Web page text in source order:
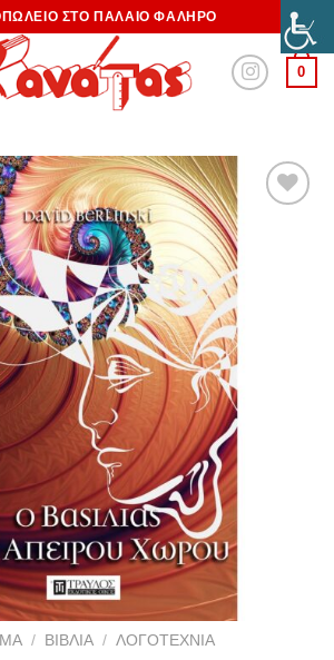
ΣΤΟ ΠΑΛΑΙΟ ΦΑΛΗΡΟ
0
Προσθήκη
/ ΒΙΒΛΊΑ / ΛΟΓΟΤΕΧΝΊΑ